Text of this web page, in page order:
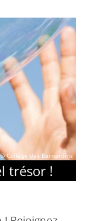
© Collège des Bernardins
trésor !